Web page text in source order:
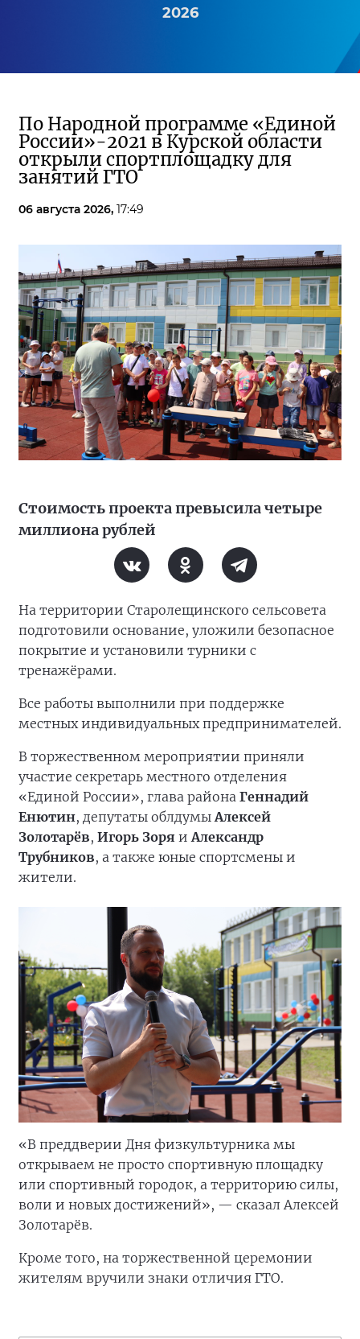
2026
По Народной программе «Единой
России»-2021 в Курской области
открыли спортплощадку для
занятий ГТО
06 августа 2026, 17:49
Стоимость проекта превысила четыре
миллиона рублей
На территории Старолещинского сельсовета
подготовили основание, уложили безопасное
покрытие и установили турники с
тренажёрами.
Все работы выполнили при поддержке
местных индивидуальных предпринимателей.
В торжественном мероприятии приняли
участие секретарь местного отделения
«Единой России», глава района Геннадий
Енютин, депутаты облдумыАлексей
Золотарёв, Игорь Зоря иАлександр
Трубников, а также юные спортсмены и
жители.
«В преддверии Дня физкультурника мы
открываем не просто спортивную площадку
или спортивный городок, а территорию силы,
воли и новых достижений», — сказал Алексей
Золотарёв.
Кроме того, на торжественной церемонии
жителям вручили знаки отличия ГТО.